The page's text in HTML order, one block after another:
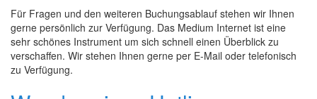
Für Fragen und den weiteren Buchungsablauf stehen wir Ihnen
gerne persönlich zur Verfügung. Das Medium Internet ist eine
sehr schönes Instrument um sich schnell einen Überblick zu
verschaffen. Wir stehen Ihnen gerne per E-Mail oder telefonisch
zu Verfügung.